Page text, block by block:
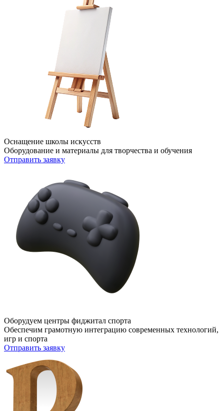
Оснащение школы искусств
Оборудование и материалы для творчества и обучения
Отправить заявку
Оборудуем центры фиджитал спорта
Обеспечим грамотную интеграцию современных технологий,
игр и спорта
Отправить заявку